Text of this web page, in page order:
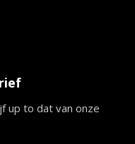
up to dat van onze